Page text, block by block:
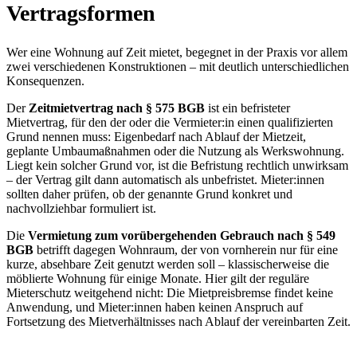
Vertragsformen
Wer eine Wohnung auf Zeit mietet, begegnet in der Praxis vor allem
zwei verschiedenen Konstruktionen – mit deutlich unterschiedlichen
Konsequenzen.
Der Zeitmietvertrag nach § 575 BGB ist ein befristeter
Mietvertrag, für den der oder die Vermieter:in einen qualifizierten
Grund nennen muss: Eigenbedarf nach Ablauf der Mietzeit,
geplante Umbaumaßnahmen oder die Nutzung als Werkswohnung.
Liegt kein solcher Grund vor, ist die Befristung rechtlich unwirksam
– der Vertrag gilt dann automatisch als unbefristet. Mieter:innen
sollten daher prüfen, ob der genannte Grund konkret und
nachvollziehbar formuliert ist.
Die Vermietung zum vorübergehenden Gebrauch nach § 549
BGB betrifft dagegen Wohnraum, der von vornherein nur für eine
kurze, absehbare Zeit genutzt werden soll – klassischerweise die
möblierte Wohnung für einige Monate. Hier gilt der reguläre
Mieterschutz weitgehend nicht: Die Mietpreisbremse findet keine
Anwendung, und Mieter:innen haben keinen Anspruch auf
Fortsetzung des Mietverhältnisses nach Ablauf der vereinbarten Zeit.